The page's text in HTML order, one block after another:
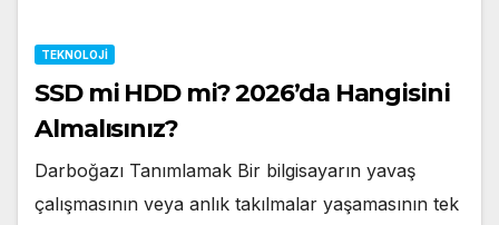
TEKNOLOJI
SSD mi HDD mi? 2026’da Hangisini
Almalısınız?
Darboğazı Tanımlamak Bir bilgisayarın yavaş
çalışmasının veya anlık takılmalar yaşamasının tek